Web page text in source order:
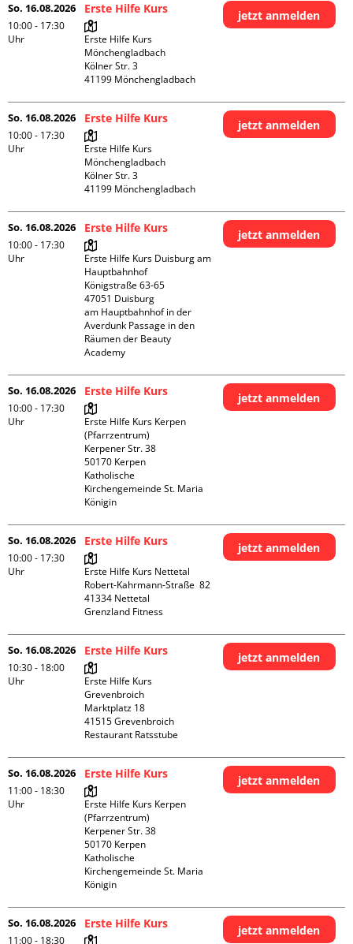
So. 16.08.2026
10:00 - 17:30
Uhr
Erste Hilfe Kurs
Erste Hilfe Kurs
Mönchengladbach
Kölner Str. 3
jetzt anmelden
So. 16.08.2026
10:00 - 17:30
Uhr
Erste Hilfe Kurs
Erste Hilfe Kurs
Mönchengladbach
Kölner Str. 3
jetzt anmelden
So. 16.08.2026
10:00 - 17:30
Uhr
Erste Hilfe Kurs
Erste Hilfe Kurs Duisburg am
Hauptbahnhof
Königstraße 63-65
47051 Duisburg
am Hauptbahnhof in der
Averdunk Passage in den
Räumen der Beauty
Academy
jetzt anmelden
So. 16.08.2026
10:00 - 17:30
Uhr
Erste Hilfe Kurs
Erste Hilfe Kurs Kerpen
(Pfarrzentrum)
Kerpener Str. 38
50170 Kerpen
Katholische
Kirchengemeinde St. Maria
Königin
jetzt anmelden
So. 16.08.2026
10:00 - 17:30
Uhr
Erste Hilfe Kurs
Erste Hilfe Kurs Nettetal
Robert-Kahrmann-Straße  82
41334 Nettetal
Grenzland Fitness
jetzt anmelden
So. 16.08.2026
10:30 - 18:00
Uhr
Erste Hilfe Kurs
Erste Hilfe Kurs
Grevenbroich
Marktplatz 18
41515 Grevenbroich
Restaurant Ratsstube
jetzt anmelden
So. 16.08.2026
11:00 - 18:30
Uhr
Erste Hilfe Kurs
Erste Hilfe Kurs Kerpen
(Pfarrzentrum)
Kerpener Str. 38
50170 Kerpen
Katholische
Kirchengemeinde St. Maria
Königin
jetzt anmelden
So. 16.08.2026
11:00 - 18:30
Erste Hilfe Kurs jetzt anmelden